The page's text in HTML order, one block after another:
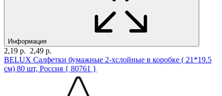
Информация
2,19 р. 2,49 р.
BELUX Салфетки бумажные 2-хслойные в коробке ( 21*19.5
см) 80 шт, Россия { 80761 }